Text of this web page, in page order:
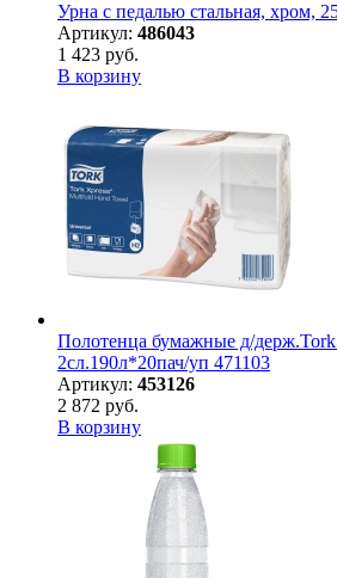
Урна с педалью стальная, хром,
Артикул: 486043
1 423 руб.
В корзину
Полотенца бумажные д/
2сл.190л*20пач/уп 471103
Артикул: 453126
2 872 руб.
В корзину